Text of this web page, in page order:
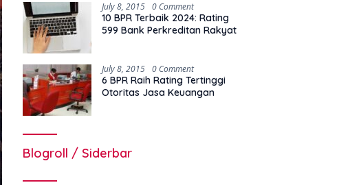
July 8, 2015 0 Comment
10 BPR Terbaik 2024: Rating
599 Bank Perkreditan Rakyat
July 8, 2015 0 Comment
6 BPR Raih Rating Tertinggi
Otoritas Jasa Keuangan
Blogroll / Siderbar